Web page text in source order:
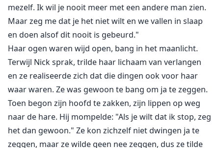
mezelf. Ik wil je nooit meer met een andere man zien.
Maar zeg me dat je het niet wilt en we vallen in slaap
en doen alsof dit nooit is gebeurd."
Haar ogen waren wijd open, bang in het maanlicht.
Terwijl Nick sprak, trilde haar lichaam van verlangen
en ze realiseerde zich dat die dingen ook voor haar
waar waren. Ze was gewoon te bang om ja te zeggen.
Toen begon zijn hoofd te zakken, zijn lippen op weg
naar de hare. Hij mompelde: "Als je wilt dat ik stop, zeg
het dan gewoon." Ze kon zichzelf niet dwingen ja te
zeggen, maar ze wilde geen nee zeggen, dus ze tilde